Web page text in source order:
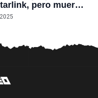
pero muere
y se gana las